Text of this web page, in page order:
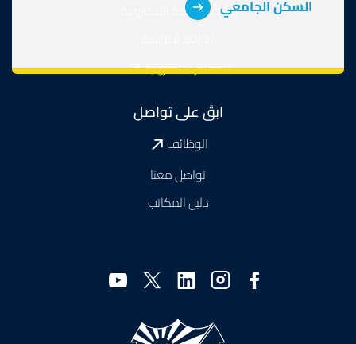
السكن الجامعيبوابة الجامعة الإلكترونية
المصادر الالكترونية
ابقَ على تواصل
الوظائف
تواصل معنا
دليل المكاتب